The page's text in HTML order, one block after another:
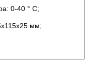
0-40 ° C;
мм;